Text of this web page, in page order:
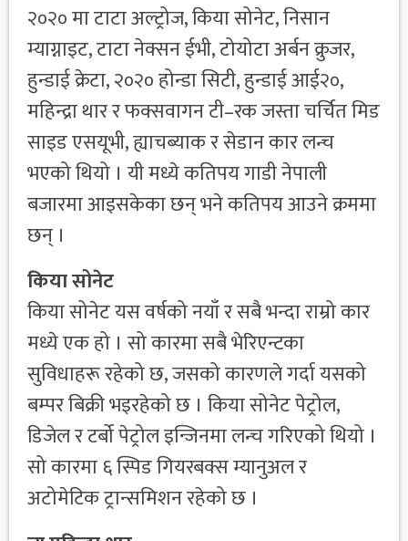
२०२० मा टाटा अल्ट्रोज, किया सोनेट, निसान
म्याग्नाइट, टाटा नेक्सन ईभी, टोयोटा अर्बन क्रुजर,
हुन्डाई क्रेटा, २०२० होन्डा सिटी, हुन्डाई आई२०,
महिन्द्रा थार र फक्सवागन टी–रक जस्ता चर्चित मिड
साइड एसयूभी, ह्याचब्याक र सेडान कार लन्च
भएको थियो । यी मध्ये कतिपय गाडी नेपाली
बजारमा आइसकेका छन् भने कतिपय आउने क्रममा
छन् ।
किया सोनेट
किया सोनेट यस वर्षको नयाँ र सबै भन्दा राम्रो कार
मध्ये एक हो । सो कारमा सबै भेरिएन्टका
सुविधाहरू रहेको छ, जसको कारणले गर्दा यसको
बम्पर बिक्री भइरहेको छ । किया सोनेट पेट्रोल,
डिजेल र टर्बो पेट्रोल इन्जिनमा लन्च गरिएको थियो ।
सो कारमा ६ स्पिड गियरबक्स म्यानुअल र
अटोमेटिक ट्रान्समिशन रहेको छ ।